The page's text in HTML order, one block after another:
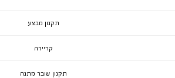
תקנון מבצע
קריירה
תקנון שובר מתנה